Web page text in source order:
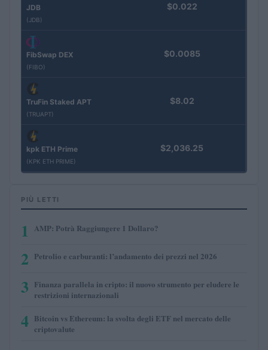
JDB
(JDB)
$0.022
FibSwap DEX
(FIBO)
$0.0085
TruFin Staked APT
(TRUAPT)
$8.02
kpk ETH Prime
(KPK ETH PRIME)
$2,036.25
PIÙ LETTI
1 AMP: Potrà Raggiungere 1 Dollaro?
2 Petrolio e carburanti: l’andamento dei prezzi nel 2026
3 Finanza parallela in cripto: il nuovo strumento per eludere le
restrizioni internazionali
4 Bitcoin vs Ethereum: la svolta degli ETF nel mercato delle
criptovalute